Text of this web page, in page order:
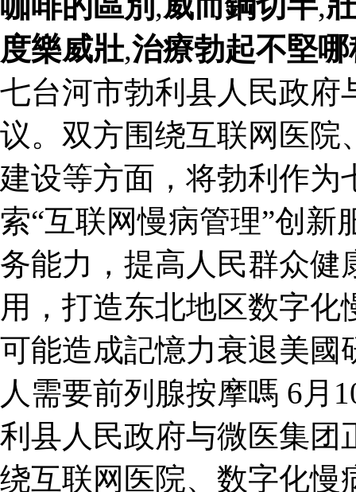
度樂威壯,治療勃起不堅
七台河市勃利县人民政府
议。双方围绕互联网医院
建设等方面，将勃利作为
索“互联网慢病管理”创
务能力，提高人民群众健
用，打造东北地区数字
可能造成記憶力衰退美國
人需要前列腺按摩嗎 6月
利县人民政府与微医集团
绕互联网医院、数字化慢